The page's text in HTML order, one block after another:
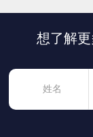
想了解